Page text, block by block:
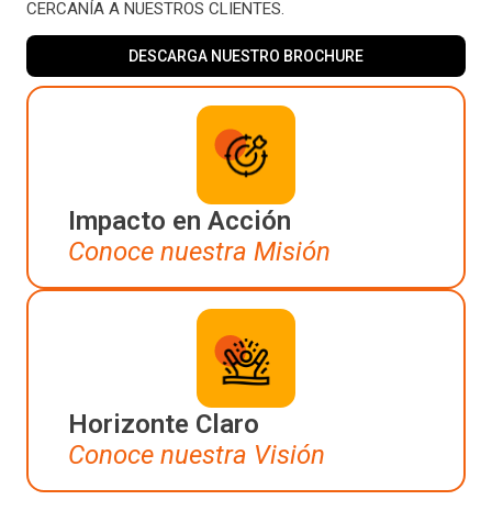
CERCANÍA A NUESTROS CLIENTES.
DESCARGA NUESTRO BROCHURE
Impacto en Acción
Conoce nuestra Misión
Horizonte Claro
Conoce nuestra Visión